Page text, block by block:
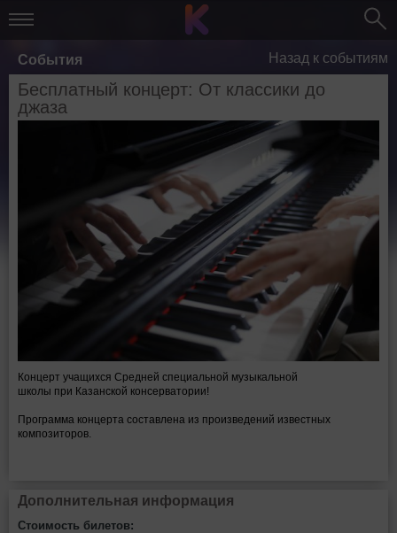
События Назад к событиям
Бесплатный концерт: От классики до
джаза
Концерт учащихся Средней специальной музыкальной
школы при Казанской консерватории!
Программа концерта составлена из произведений известных
композиторов.
Дополнительная информация
Стоимость билетов: